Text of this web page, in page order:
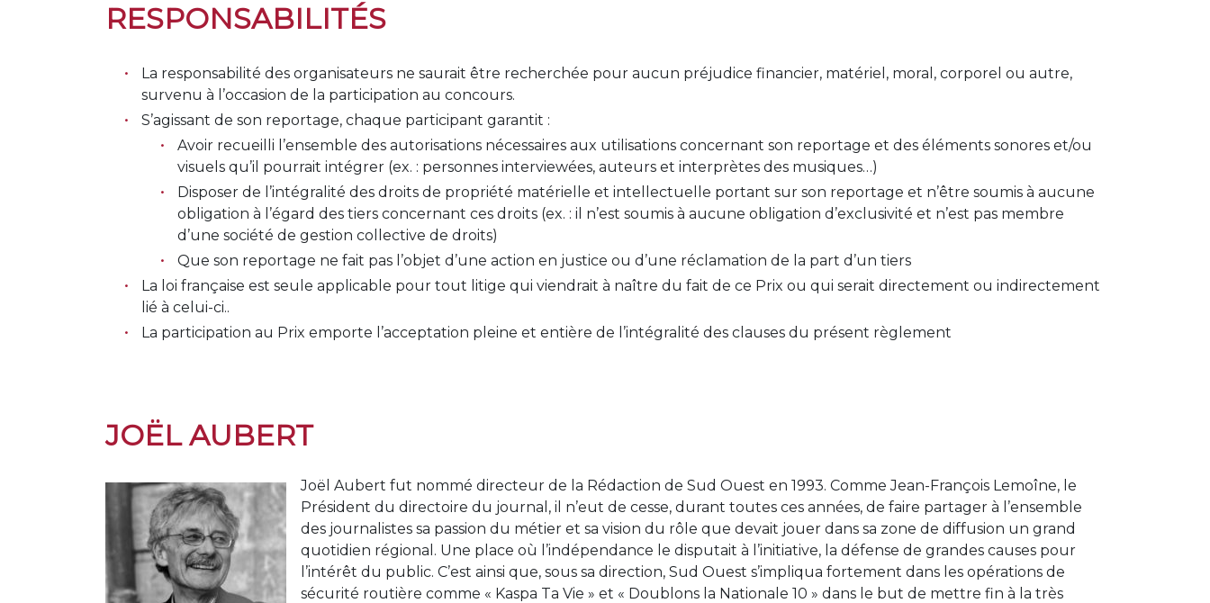
RESPONSABILITÉS
La responsabilité des organisateurs ne saurait être recherchée pour aucun préjudice financier, matériel, moral, corporel ou autre,
survenu à l’occasion de la participation au concours.
S’agissant de son reportage, chaque participant garantit :
Avoir recueilli l’ensemble des autorisations nécessaires aux utilisations concernant son reportage et des éléments sonores et/ou
visuels qu’il pourrait intégrer (ex. : personnes interviewées, auteurs et interprètes des musiques…)
Disposer de l’intégralité des droits de propriété matérielle et intellectuelle portant sur son reportage et n’être soumis à aucune
obligation à l’égard des tiers concernant ces droits (ex. : il n’est soumis à aucune obligation d’exclusivité et n’est pas membre
d’une société de gestion collective de droits)
Que son reportage ne fait pas l’objet d’une action en justice ou d’une réclamation de la part d’un tiers
La loi française est seule applicable pour tout litige qui viendrait à naître du fait de ce Prix ou qui serait directement ou indirectement
lié à celui-ci..
La participation au Prix emporte l’acceptation pleine et entière de l’intégralité des clauses du présent règlement
JOËL AUBERT
Joël Aubert fut nommé directeur de la Rédaction de Sud Ouest en 1993. Comme Jean-François Lemoîne, le
Président du directoire du journal, il n’eut de cesse, durant toutes ces années, de faire partager à l’ensemble
des journalistes sa passion du métier et sa vision du rôle que devait jouer dans sa zone de diffusion un grand
quotidien régional. Une place où l’indépendance le disputait à l’initiative, la défense de grandes causes pour
l’intérêt du public. C’est ainsi que, sous sa direction, Sud Ouest s’impliqua fortement dans les opérations de
sécurité routière comme « Kaspa Ta Vie » et « Doublons la Nationale 10 » dans le but de mettre fin à la très